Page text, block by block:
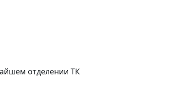
отделении ТК